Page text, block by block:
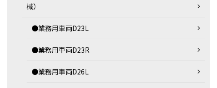
械）
●業務用車両D23L
●業務用車両D23R
●業務用車両D26L